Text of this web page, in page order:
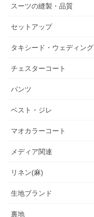
スーツの縫製・品質
セットアップ
タキシード・ウェディング
チェスターコート
パンツ
ベスト・ジレ
マオカラーコート
メディア関連
リネン(麻)
生地ブランド
裏地